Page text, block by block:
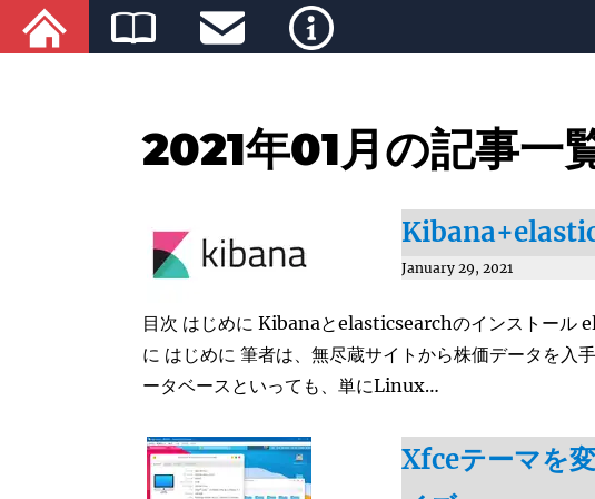
2021年01月の記事一
January 29, 2021
目次 はじめに Kibanaとelasticsearchのインストール
に はじめに 筆者は、無尽蔵サイトから株価データを入
ータベースといっても、単にLinux…
Xfceテーマを